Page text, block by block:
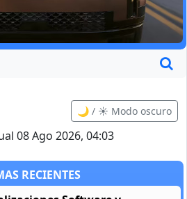
🌙 / ☀️ Modo oscuro
08 Ago 2026, 04:03
RECIENTES